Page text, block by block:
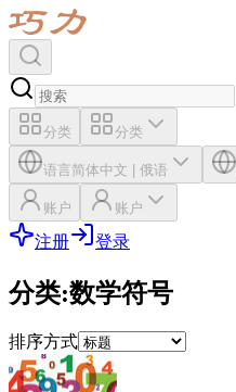
分类 分类
语言简体中文 | 俄语
账户 账户
注册 登录
分类:数学符号
排序方式